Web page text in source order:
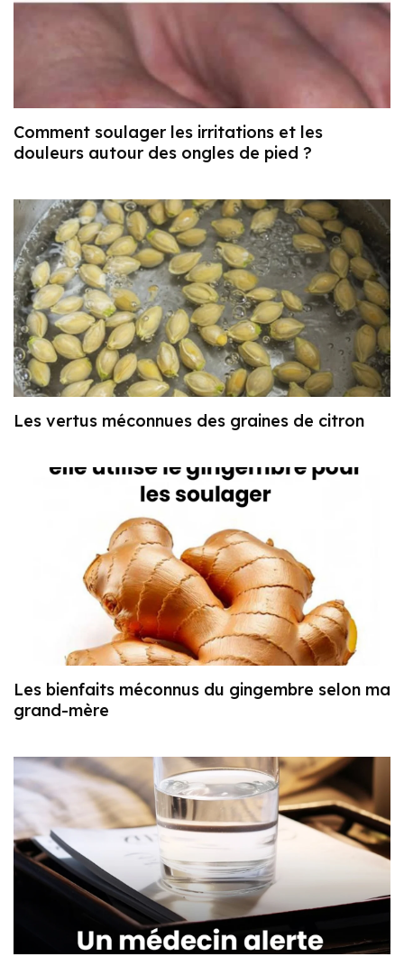
Comment soulager les irritations et les
douleurs autour des ongles de pied ?
Les vertus méconnues des graines de citron
Les bienfaits méconnus du gingembre selon ma
grand-mère